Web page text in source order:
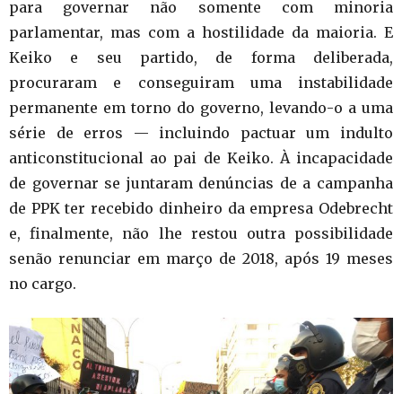
para governar não somente com minoria
parlamentar, mas com a hostilidade da maioria. E
Keiko e seu partido, de forma deliberada,
procuraram e conseguiram uma instabilidade
permanente em torno do governo, levando-o a uma
série de erros — incluindo pactuar um indulto
anticonstitucional ao pai de Keiko. À incapacidade
de governar se juntaram denúncias de a campanha
de PPK ter recebido dinheiro da empresa Odebrecht
e, finalmente, não lhe restou outra possibilidade
senão renunciar em março de 2018, após 19 meses
no cargo.